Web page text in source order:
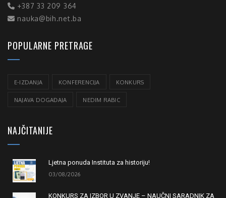
+387 33 209 364
nauka@bih.net.ba
POPULARNE PRETRAGE
E-IZDANJA KONFERENCIJA KONKURS
NAJAVA DOGAĐAJA NEDIM RABIC
NAJČITANIJE
Ljetna ponuda Instituta za historiju!
03/08/2026
KONKURS ZA IZBOR U ZVANJE – NAUČNI SARADNIK ZA